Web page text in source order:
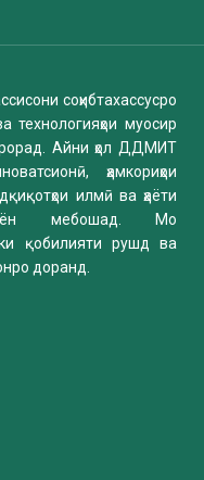
соҳибтахассусро
технологияҳои муосир
Айни ҳол ДДМИТ
ҳамкориҳои
илмӣ ва ҳаёти
мебошад. Мо
қобилияти рушд ва
доранд.